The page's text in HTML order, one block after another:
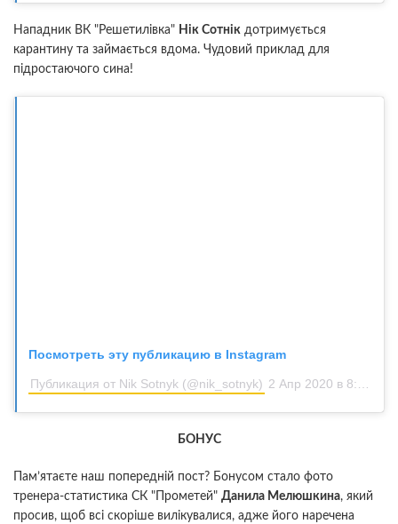
Нападник ВК "Решетилівка" Нік Сотнік дотримується
карантину та займається вдома. Чудовий приклад для
підростаючого сина!
Посмотреть эту публикацию в Instagram
Публикация от Nik Sotnyk (@nik_sotnyk) 2 Апр 2020 в 8:02 PDT
БОНУС
Пам’ятаєте наш попередній пост? Бонусом стало фото
тренера-статистика СК "Прометей" Данила Мелюшкина, який
просив, щоб всі скоріше вилікувалися, адже його наречена